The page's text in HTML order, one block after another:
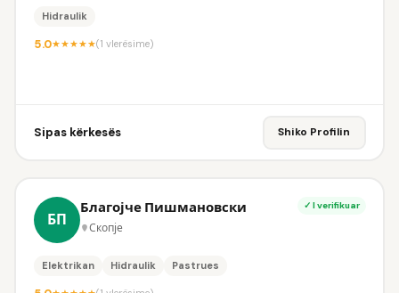
Hidraulik
5.0★★★★★(1 vlerësime)
Sipas kërkesës Shiko Profilin
БП
Благојче Пишмановски
Скопје
✓ I verifikuar
Elektrikan Hidraulik Pastrues